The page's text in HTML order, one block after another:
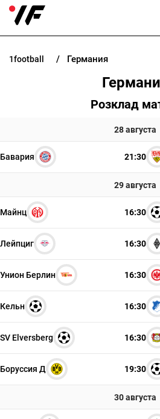
НОВОСТИ
КАЗИНО
1football Германия
Розклад
28 августа
Бавария 21:30
29 августа
Майнц 16:30
Лейпциг 16:30
Унион Берлин 16:30
Кельн 16:30
SV Elversberg 16:30
Боруссия Д 19:30
30 августа